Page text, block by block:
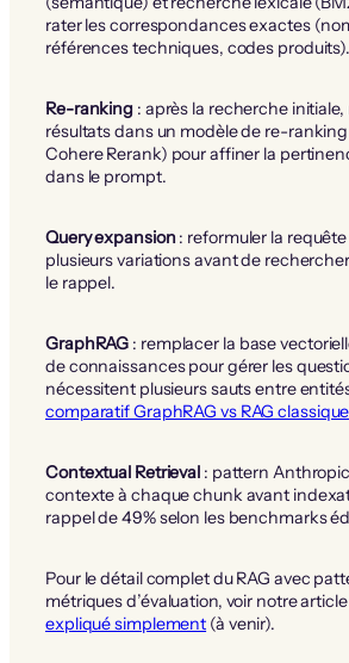
rater les correspondances exactes
références techniques, codes produits).
Re-ranking : après la recherche initiale,
résultats dans un modèle de re-
Cohere Rerank) pour affiner la
dans le prompt.
Query expansion : reformuler la
plusieurs variations avant de
le rappel.
GraphRAG : remplacer la base
de connaissances pour gérer les
nécessitent plusieurs sauts entre
comparatif GraphRAG vs RAG classique
Contextual Retrieval : pattern
contexte à chaque chunk avant
rappel de 49% selon les benchmarks
Pour le détail complet du RAG avec
métriques d’évaluation, voir notre
expliqué simplement (à venir).